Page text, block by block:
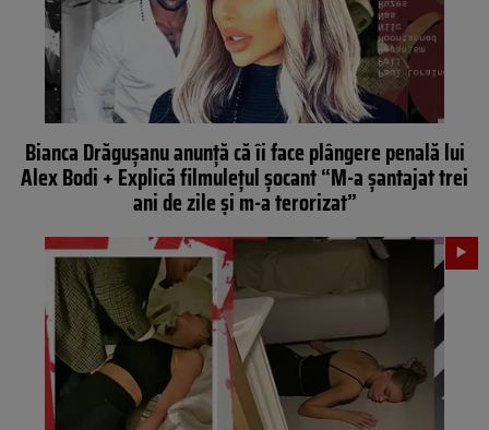
Bianca Drăgușanu anunță că îi face plângere penală lui
Alex Bodi + Explică filmulețul șocant “M-a șantajat trei
ani de zile și m-a terorizat”